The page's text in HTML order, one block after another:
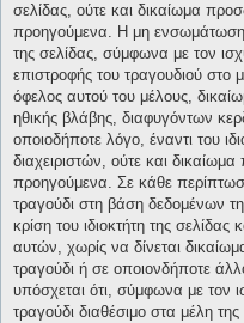
σελίδας, ούτε και δικαίωμα
προηγούμενα. Η μη ενσωμάτωση
της σελίδας, σύμφωνα με τον
επιστροφής του τραγουδιού στο
όφελος αυτού του μέλους,
ηθικής βλάβης, διαφυγόντων
οποιοδήποτε λόγο, έναντι του
διαχειριστών, ούτε και
προηγούμενα. Σε κάθε
τραγούδι στη βάση δεδομένων
κρίση του ιδιοκτήτη της σελίδας
αυτών, χωρίς να δίνεται
τραγούδι ή σε οποιονδήποτε
υπόσχεται ότι, σύμφωνα με τον
τραγούδι διαθέσιμο στα μέλη